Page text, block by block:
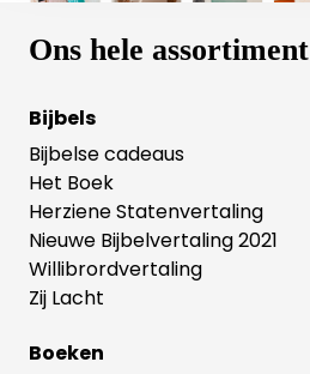
Ons hele assortiment
Bijbels
Bijbelse cadeaus
Het Boek
Herziene Statenvertaling
Nieuwe Bijbelvertaling 2021
Willibrordvertaling
Zij Lacht
Boeken